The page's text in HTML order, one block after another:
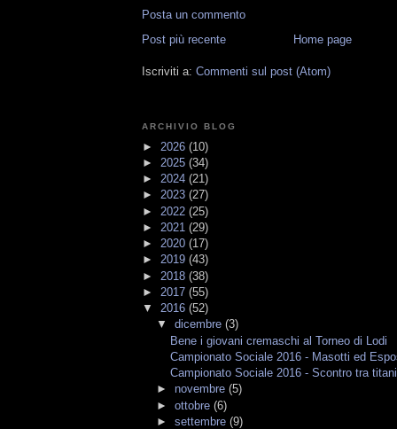
Posta un commento
Post più recente
Home page
Iscriviti a: Commenti sul post (Atom)
ARCHIVIO BLOG
► 2026 (10)
► 2025 (34)
► 2024 (21)
► 2023 (27)
► 2022 (25)
► 2021 (29)
► 2020 (17)
► 2019 (43)
► 2018 (38)
► 2017 (55)
▼ 2016 (52)
▼ dicembre (3)
Bene i giovani cremaschi al Torneo di Lodi
Campionato Sociale 2016 - Masotti ed
Campionato Sociale 2016 - Scontro tra titani
► novembre (5)
► ottobre (6)
► settembre (9)